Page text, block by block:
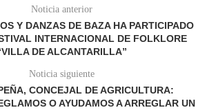
Noticia anterior
Y DANZAS DE BAZA HA PARTICIPADO
INTERNACIONAL DE FOLKLORE
DE ALCANTARILLA”
Noticia siguiente
CONCEJAL DE AGRICULTURA:
O AYUDAMOS A ARREGLAR UN